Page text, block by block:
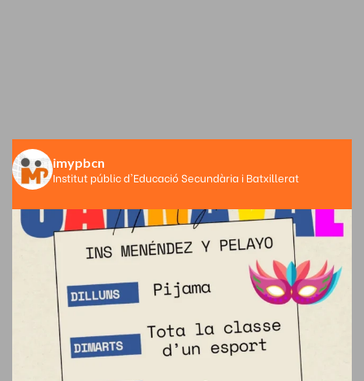
imypbcn
Institut públic d'Educació Secundària i Batxillerat